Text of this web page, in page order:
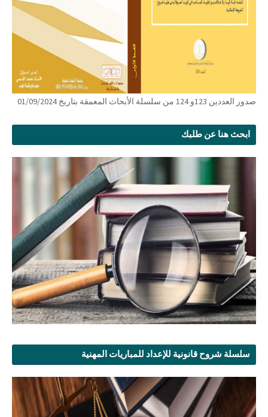
صدور العددين 123و 124 من سلسلة الأبحاث المعمقة بتاريخ 01/09/2024
ابحث هنا عن طلبك
سلسلة شروح قانونية للإعداد للمباريات المهنية